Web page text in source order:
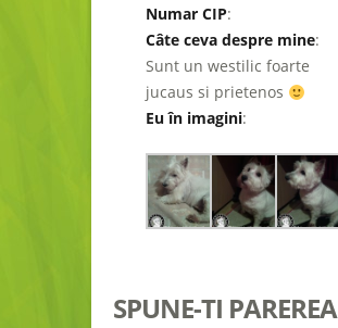
Numar CIP:
Câte ceva despre mine:
Sunt un westilic foarte
jucaus si prietenos
Eu în imagini:
SPUNE-TI PAREREA